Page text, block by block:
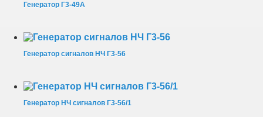
Генератор Г3-49А
Генератор сигналов НЧ Г3-56
Генератор НЧ сигналов Г3-56/1